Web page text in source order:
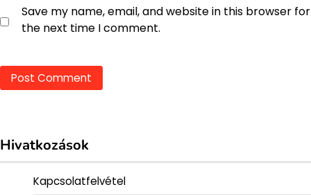
Save my name, email, and website in this browser for
the next time I comment.
Hivatkozások
Kapcsolatfelvétel